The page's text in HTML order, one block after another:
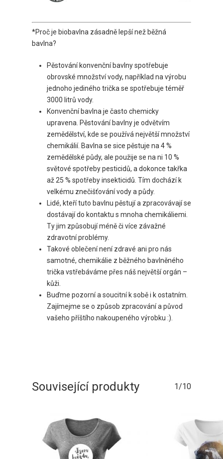
*Proč je biobavlna zásadně lepší než běžná
bavlna?
Pěstování konvenční bavlny spotřebuje
obrovské množství vody, například na výrobu
jednoho jediného trička se spotřebuje téměř
3000 litrů vody.
Konvenční bavlna je často chemicky
upravena. Pěstování bavlny je odvětvím
zemědělství, kde se používá největší množství
chemikálií. Bavlna se sice pěstuje na 4 %
zemědělské půdy, ale použije se na ni 10 %
světové spotřeby pesticidů, a dokonce takřka
až 25 % spotřeby insekticidů. Tím dochází k
velkému znečišťování vody a půdy.
Lidé, kteří tuto bavlnu pěstují a zpracovávají se
dostávají do kontaktu s mnoha chemikáliemi.
Ty jim způsobují méně či více závažné
zdravotní problémy.
Takové oblečení není zdravé ani pro nás
samotné, chemikálie z běžného bavlněného
trička vstřebáváme přes náš největší orgán –
kůži.
Buďme pozorní a soucitní k sobě i k ostatním.
Zajímejme se o způsob zpracování a původ
vašeho příštího nakoupeného výrobku :).
Související produkty 1/10